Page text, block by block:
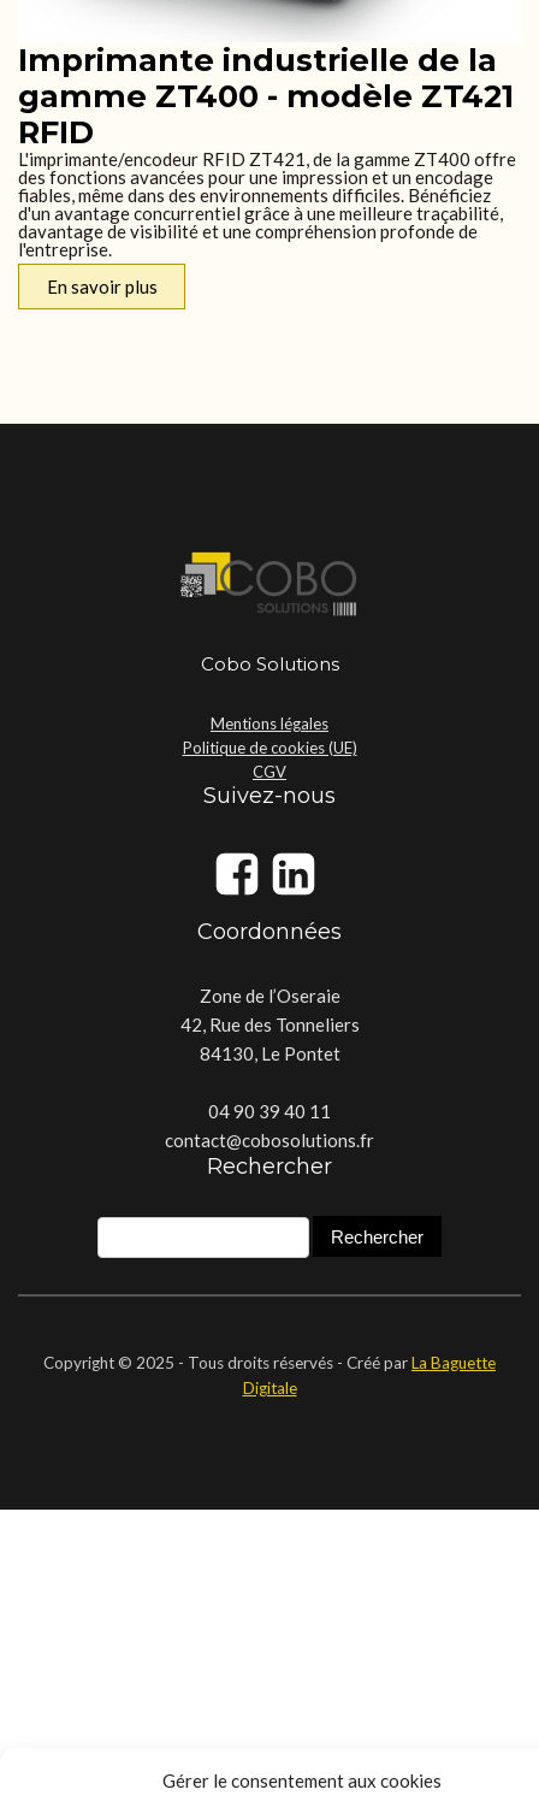
Gérer le consentement aux cookies
Imprimante industrielle de la
gamme ZT400 - modèle ZT421
RFID
L'imprimante/encodeur RFID ZT421, de la gamme ZT400 offre
des fonctions avancées pour une impression et un encodage
fiables, même dans des environnements difficiles. Bénéficiez
d'un avantage concurrentiel grâce à une meilleure traçabilité,
davantage de visibilité et une compréhension profonde de
l'entreprise.
En savoir plus
Cobo Solutions
Mentions légales
Politique de cookies (UE)
CGV
Suivez-nous
Coordonnées
Zone de l’Oseraie
42, Rue des Tonneliers
84130, Le Pontet
04 90 39 40 11
contact@cobosolutions.fr
Rechercher
Copyright © 2025 - Tous droits réservés - Créé parLa Baguette
Digitale